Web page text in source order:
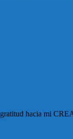
hacia mi